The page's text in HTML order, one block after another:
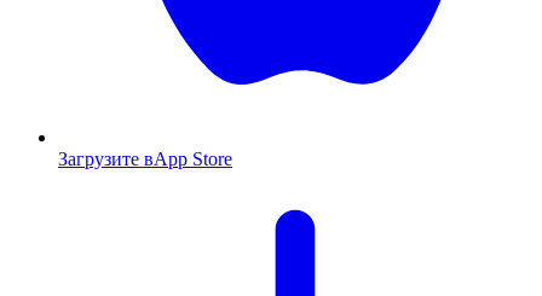
Загрузите вApp Store